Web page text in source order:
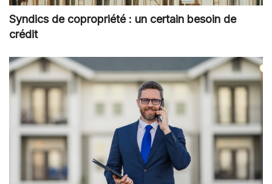
Syndics de copropriété : un certain besoin de
crédit